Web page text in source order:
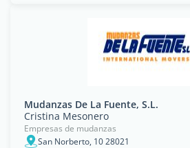
Mudanzas De La Fuente, S.L.
Cristina Mesonero
Empresas de mudanzas
San Norberto, 10 28021